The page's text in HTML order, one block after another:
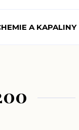
A KAPALINY